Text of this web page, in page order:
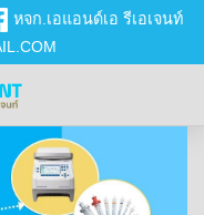
หจก.เอแอนด์เอ รีเอเจนท์